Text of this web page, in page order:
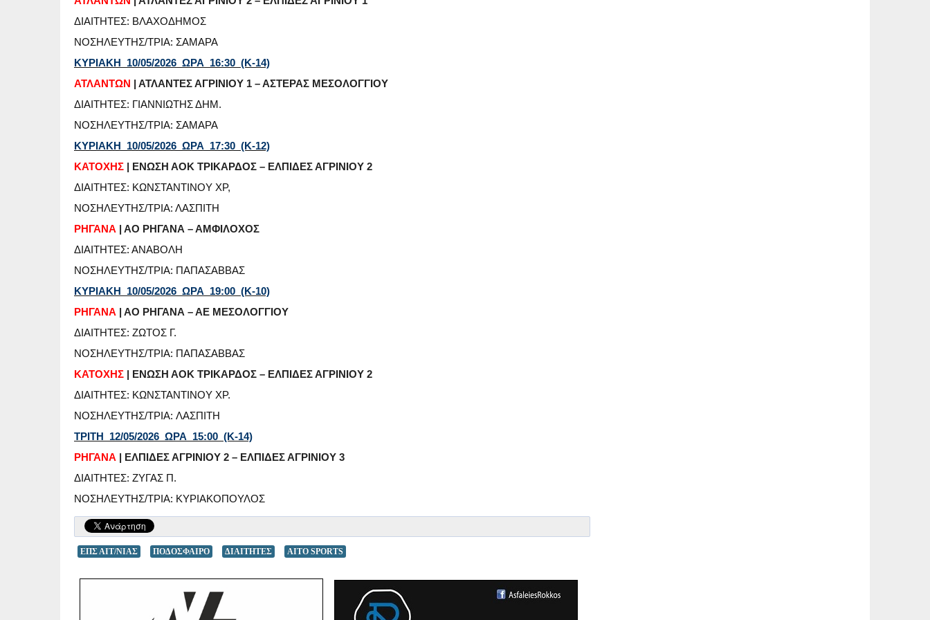
ΔΙΑΙΤΗΤΕΣ: ΒΛΑΧΟΔΗΜΟΣ
ΝΟΣΗΛΕΥΤΗΣ/ΤΡΙΑ: ΣΑΜΑΡΑ
ΚΥΡΙΑΚΗ 10/05/2026 ΩΡΑ 16:30 (Κ-14)
ΑΤΛΑΝΤΩΝ | ΑΤΛΑΝΤΕΣ ΑΓΡΙΝΙΟΥ 1 – ΑΣΤΕΡΑΣ ΜΕΣΟΛΟΓΓΙΟΥ
ΔΙΑΙΤΗΤΕΣ: ΓΙΑΝΝΙΩΤΗΣ ΔΗΜ.
ΝΟΣΗΛΕΥΤΗΣ/ΤΡΙΑ: ΣΑΜΑΡΑ
ΚΥΡΙΑΚΗ 10/05/2026 ΩΡΑ 17:30 (Κ-12)
ΚΑΤΟΧΗΣ | ΕΝΩΣΗ ΑΟΚ ΤΡΙΚΑΡΔΟΣ – ΕΛΠΙΔΕΣ ΑΓΡΙΝΙΟΥ 2
ΔΙΑΙΤΗΤΕΣ: ΚΩΝΣΤΑΝΤΙΝΟΥ ΧΡ,
ΝΟΣΗΛΕΥΤΗΣ/ΤΡΙΑ: ΛΑΣΠΙΤΗ
ΡΗΓΑΝΑ | ΑΟ ΡΗΓΑΝΑ – ΑΜΦΙΛΟΧΟΣ
ΔΙΑΙΤΗΤΕΣ: ΑΝΑΒΟΛΗ
ΝΟΣΗΛΕΥΤΗΣ/ΤΡΙΑ: ΠΑΠΑΣΑΒΒΑΣ
ΚΥΡΙΑΚΗ 10/05/2026 ΩΡΑ 19:00 (Κ-10)
ΡΗΓΑΝΑ | ΑΟ ΡΗΓΑΝΑ – ΑΕ ΜΕΣΟΛΟΓΓΙΟΥ
ΔΙΑΙΤΗΤΕΣ: ΖΩΤΟΣ Γ.
ΝΟΣΗΛΕΥΤΗΣ/ΤΡΙΑ: ΠΑΠΑΣΑΒΒΑΣ
ΚΑΤΟΧΗΣ | ΕΝΩΣΗ ΑΟΚ ΤΡΙΚΑΡΔΟΣ – ΕΛΠΙΔΕΣ ΑΓΡΙΝΙΟΥ 2
ΔΙΑΙΤΗΤΕΣ: ΚΩΝΣΤΑΝΤΙΝΟΥ ΧΡ.
ΝΟΣΗΛΕΥΤΗΣ/ΤΡΙΑ: ΛΑΣΠΙΤΗ
ΤΡΙΤΗ 12/05/2026 ΩΡΑ 15:00 (Κ-14)
ΡΗΓΑΝΑ | ΕΛΠΙΔΕΣ ΑΓΡΙΝΙΟΥ 2 – ΕΛΠΙΔΕΣ ΑΓΡΙΝΙΟΥ 3
ΔΙΑΙΤΗΤΕΣ: ΖΥΓΑΣ Π.
ΝΟΣΗΛΕΥΤΗΣ/ΤΡΙΑ: ΚΥΡΙΑΚΟΠΟΥΛΟΣ
ΕΠΣ ΑΙΤ/ΝΙΑΣ ΠΟΔΟΣΦΑΙΡΟ ΔΙΑΙΤΗΤΕΣ AITO SPORTS